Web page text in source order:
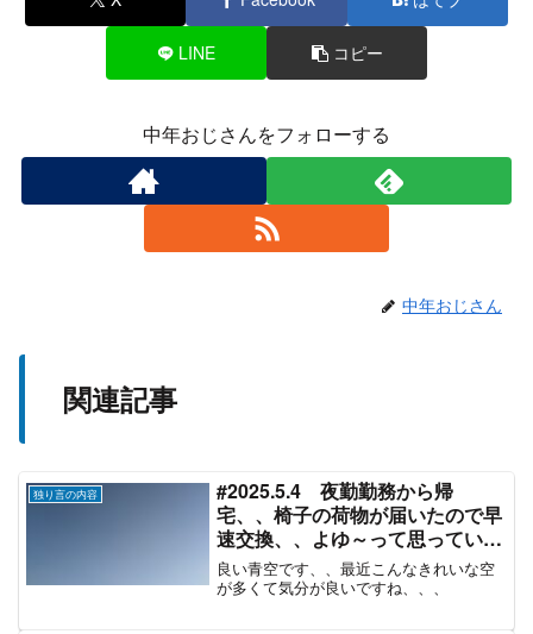
LINE コピー
中年おじさんをフォローする
中年おじさん
関連記事
独り言の内容
#2025.5.4 夜勤勤務から帰
宅、、椅子の荷物が届いたので早
速交換、、よゆ～って思っていた
ら
良い青空です、、最近こんなきれいな空
が多くて気分が良いですね、、、